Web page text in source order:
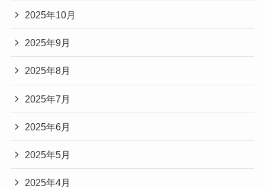
2025年10月
2025年9月
2025年8月
2025年7月
2025年6月
2025年5月
2025年4月